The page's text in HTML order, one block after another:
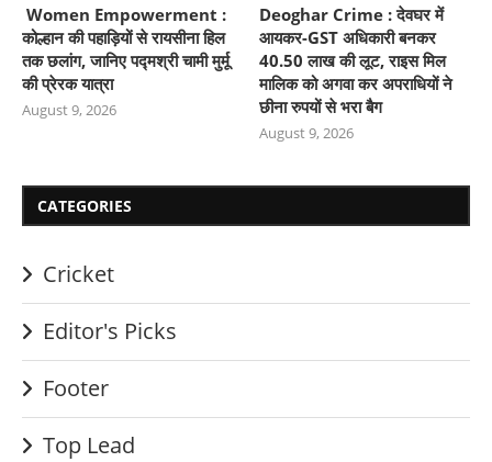
Women Empowerment :
कोल्हान की पहाड़ियों से रायसीना हिल
तक छलांग, जानिए पद्मश्री चामी मुर्मू
की प्रेरक यात्रा
August 9, 2026
Deoghar Crime : देवघर में
आयकर-GST अधिकारी बनकर
40.50 लाख की लूट, राइस मिल
मालिक को अगवा कर अपराधियों ने
छीना रुपयों से भरा बैग
August 9, 2026
CATEGORIES
Cricket
Editor's Picks
Footer
Top Lead